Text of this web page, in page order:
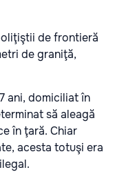
de frontieră
de graniţă,
ani, domiciliat în
să aleagă
în ţară. Chiar
acesta totuşi era